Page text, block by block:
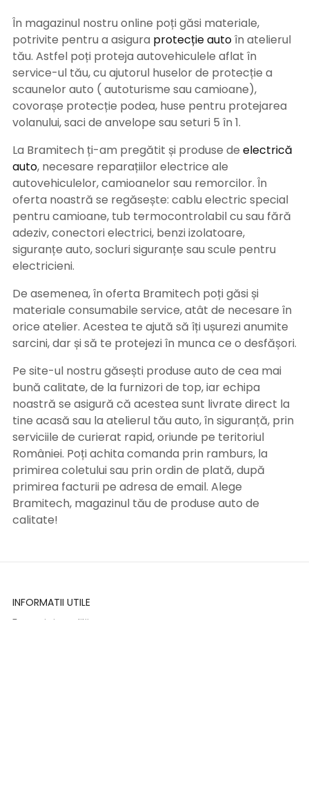
În magazinul nostru online poți găsi materiale,
potrivite pentru a asigura protecție autoîn atelierul
tău. Astfel poți proteja autovehiculele aflat în
service-ul tău, cu ajutorul huselor de protecție a
scaunelor auto ( autoturisme sau camioane),
covorașe protecție podea, huse pentru protejarea
volanului, saci de anvelope sau seturi 5 în 1.
La Bramitech ți-am pregătit și produse de electrică
auto, necesare reparațiilor electrice ale
autovehiculelor, camioanelor sau remorcilor. În
oferta noastră se regăsește: cablu electric special
pentru camioane, tub termocontrolabil cu sau fără
adeziv, conectori electrici, benzi izolatoare,
siguranțe auto, socluri siguranțe sau scule pentru
electricieni.
De asemenea, în oferta Bramitech poți găsi și
materiale consumabile service, atât de necesare în
orice atelier. Acestea te ajută să îți ușurezi anumite
sarcini, dar și să te protejezi în munca ce o desfășori.
Pe site-ul nostru găsești produse auto de cea mai
bună calitate, de la furnizori de top, iar echipa
noastră se asigură că acestea sunt livrate direct la
tine acasă sau la atelierul tău auto, în siguranță, prin
serviciile de curierat rapid, oriunde pe teritoriul
României. Poți achita comanda prin ramburs, la
primirea coletului sau prin ordin de plată, după
primirea facturii pe adresa de email. Alege
Bramitech, magazinul tău de produse auto de
calitate!
INFORMATII UTILE
Termeni si conditii